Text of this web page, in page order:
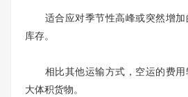
适合应对季节性高峰或突然增加
库存。
相比其他运输方式，空运的费用
大体积货物。